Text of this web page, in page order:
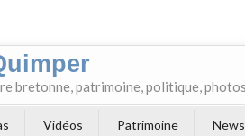
bretonne, patrimoine, politique, photos
Vidéos Patrimoine